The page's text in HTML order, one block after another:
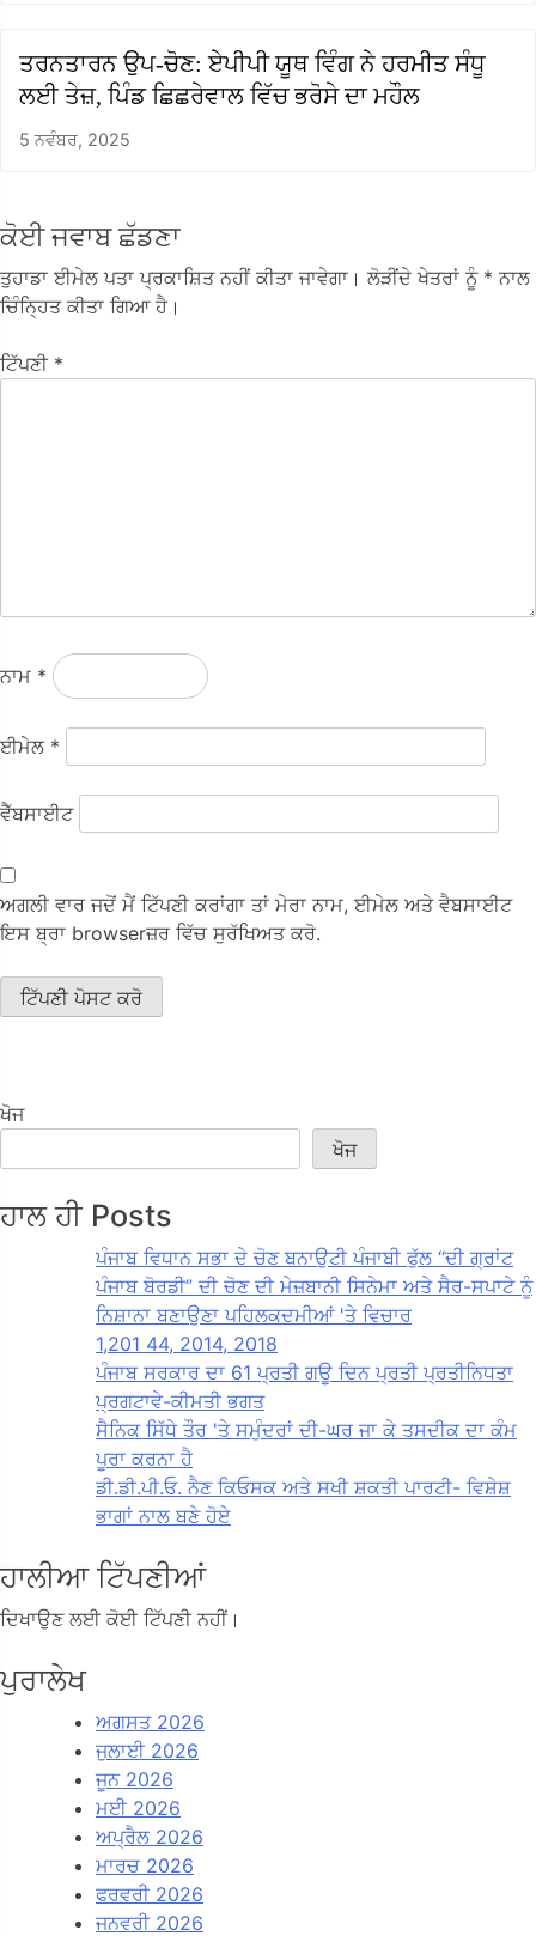
ਤਰਨਤਾਰਨ ਉਪ-ਚੋਣ: ਏਪੀਪੀ ਯੂਥ ਵਿੰਗ ਨੇ ਹਰਮੀਤ ਸੰਧੂ
ਲਈ ਤੇਜ਼, ਪਿੰਡ ਛਿਛਰੇਵਾਲ ਵਿੱਚ ਭਰੋਸੇ ਦਾ ਮਹੌਲ
5 ਨਵੰਬਰ, 2025
ਕੋਈ ਜਵਾਬ ਛੱਡਣਾ
ਤੁਹਾਡਾ ਈਮੇਲ ਪਤਾ ਪ੍ਰਕਾਸ਼ਿਤ ਨਹੀਂ ਕੀਤਾ ਜਾਵੇਗਾ। ਲੋੜੀਂਦੇ ਖੇਤਰਾਂ ਨੂੰ * ਨਾਲ
ਚਿੰਨ੍ਹਿਤ ਕੀਤਾ ਗਿਆ ਹੈ।
ਟਿੱਪਣੀ *
ਨਾਮ *
ਈਮੇਲ *
ਵੈੱਬਸਾਈਟ
ਅਗਲੀ ਵਾਰ ਜਦੋਂ ਮੈਂ ਟਿੱਪਣੀ ਕਰਾਂਗਾ ਤਾਂ ਮੇਰਾ ਨਾਮ, ਈਮੇਲ ਅਤੇ ਵੈਬਸਾਈਟ
ਇਸ ਬ੍ਰਾ browserਜ਼ਰ ਵਿੱਚ ਸੁਰੱਖਿਅਤ ਕਰੋ.
ਖੋਜ
ਖੋਜ
ਹਾਲ ਹੀ Posts
ਪੰਜਾਬ ਵਿਧਾਨ ਸਭਾ ਦੇ ਚੋਣ ਬਨਾਉਟੀ ਪੰਜਾਬੀ ਫੁੱਲ “ਦੀ ਗ੍ਰਾਂਟ
ਪੰਜਾਬ ਬੋਰਡੀ” ਦੀ ਚੋਣ ਦੀ ਮੇਜ਼ਬਾਨੀ ਸਿਨੇਮਾ ਅਤੇ ਸੈਰ-ਸਪਾਟੇ ਨੂੰ
ਨਿਸ਼ਾਨਾ ਬਣਾਉਣਾ ਪਹਿਲਕਦਮੀਆਂ 'ਤੇ ਵਿਚਾਰ
1,201 44, 2014, 2018
ਪੰਜਾਬ ਸਰਕਾਰ ਦਾ 61 ਪ੍ਰਤੀ ਗਊ ਦਿਨ ਪ੍ਰਤੀ ਪ੍ਰਤੀਨਿਧਤਾ
ਪ੍ਰਗਟਾਵੇ-ਕੀਮਤੀ ਭਗਤ
ਸੈਨਿਕ ਸਿੱਧੇ ਤੌਰ 'ਤੇ ਸਮੁੰਦਰਾਂ ਦੀ-ਘਰ ਜਾ ਕੇ ਤਸਦੀਕ ਦਾ ਕੰਮ
ਪੂਰਾ ਕਰਨਾ ਹੈ
ਡੀ.ਡੀ.ਪੀ.ਓ. ਨੈਣ ਕਿਓਸਕ ਅਤੇ ਸਖੀ ਸ਼ਕਤੀ ਪਾਰਟੀ- ਵਿਸ਼ੇਸ਼
ਭਾਗਾਂ ਨਾਲ ਬਣੇ ਹੋਏ
ਹਾਲੀਆ ਟਿੱਪਣੀਆਂ
ਦਿਖਾਉਣ ਲਈ ਕੋਈ ਟਿੱਪਣੀ ਨਹੀਂ।
ਪੁਰਾਲੇਖ
ਅਗਸਤ 2026
ਜੁਲਾਈ 2026
ਜੂਨ 2026
ਮਈ 2026
ਅਪ੍ਰੈਲ 2026
ਮਾਰਚ 2026
ਫਰਵਰੀ 2026
ਜਨਵਰੀ 2026